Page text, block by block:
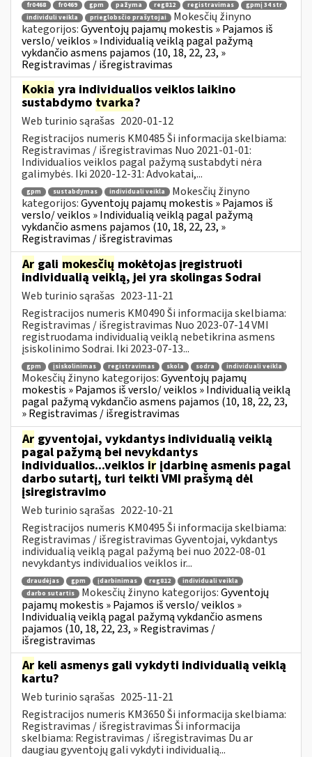
fr0468 fr0469 gpm pažyma reg812 registravimas
gpmį 34 str
individuli veikla
prieglobsčio prašytojai
Mokesčių žinyno
kategorijos:Gyventojų pajamų mokestis » Pajamos iš
verslo/ veiklos » Individualią veiklą pagal pažymą
vykdančio asmens pajamos (10, 18, 22, 23, »
Registravimas / išregistravimas
Kokia yra individualios veiklos laikino
sustabdymo tvarka?
Web turinio sąrašas 2020-01-12
Registracijos numeris KM0485 Ši informacija skelbiama:
Registravimas / išregistravimas Nuo 2021-01-01:
Individualios veiklos pagal pažymą sustabdyti nėra
galimybės. Iki 2020-12-31: Advokatai,...
gpm sustabdymas individuali veikla
Mokesčių žinyno
kategorijos:Gyventojų pajamų mokestis » Pajamos iš
verslo/ veiklos » Individualią veiklą pagal pažymą
vykdančio asmens pajamos (10, 18, 22, 23, »
Registravimas / išregistravimas
Ar gali mokesčių mokėtojas įregistruoti
individualią veiklą, jei yra skolingas Sodrai
Web turinio sąrašas 2023-11-21
Registracijos numeris KM0490 Ši informacija skelbiama:
Registravimas / išregistravimas Nuo 2023-07-14 VMI
registruodama individualią veiklą nebetikrina asmens
įsiskolinimo Sodrai. Iki 2023-07-13...
gpm įsiskolinimas registravimas skola sodra individuali veikla
Mokesčių žinyno kategorijos:Gyventojų pajamų
mokestis » Pajamos iš verslo/ veiklos » Individualią veiklą
pagal pažymą vykdančio asmens pajamos (10, 18, 22, 23,
» Registravimas / išregistravimas
Ar gyventojai, vykdantys individualią veiklą
pagal pažymą bei nevykdantys
individualios...veiklos ir įdarbinę asmenis pagal
darbo sutartį, turi teikti VMI prašymą dėl
įsiregistravimo
Web turinio sąrašas 2022-10-21
Registracijos numeris KM0495 Ši informacija skelbiama:
Registravimas / išregistravimas Gyventojai, vykdantys
individualią veiklą pagal pažymą bei nuo 2022-08-01
nevykdantys individualios veiklos ir...
draudėjas gpm įdarbinimas reg812
individuali veikla
darbo sutartis
Mokesčių žinyno kategorijos:Gyventojų
pajamų mokestis » Pajamos iš verslo/ veiklos »
Individualią veiklą pagal pažymą vykdančio asmens
pajamos (10, 18, 22, 23, » Registravimas /
išregistravimas
Ar keli asmenys gali vykdyti individualią veiklą
kartu?
Web turinio sąrašas 2025-11-21
Registracijos numeris KM3650 Ši informacija skelbiama:
Registravimas / išregistravimas Ši informacija
skelbiama: Registravimas / išregistravimas Du ar
daugiau gyventojų gali vykdyti individualią...